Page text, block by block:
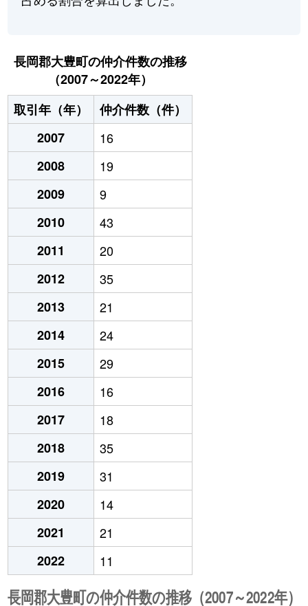
長岡郡大豊町の仲介件数の推移
（2007～2022年）
取引年（年）
仲介件数（件）
2007
16
2008
19
2009
9
2010
43
2011
20
2012
35
2013
21
2014
24
2015
29
2016
16
2017
18
2018
35
2019
31
2020
14
2021
21
2022
11